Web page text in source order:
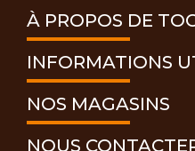
À PROPOS DE
INFORMATIONS
NOS MAGASINS
NOUS